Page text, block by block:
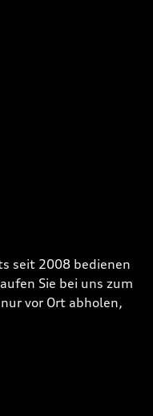
seit 2008 bedienen
Sie bei uns zum
vor Ort abholen,